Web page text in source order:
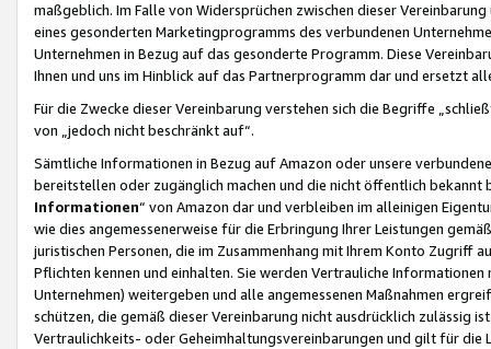
maßgeblich. Im Falle von Widersprüchen zwischen dieser
eines gesonderten Marketingprogramms des verbundenen
Unternehmen in Bezug auf das gesonderte Programm. Diese
Ihnen und uns im Hinblick auf das Partnerprogramm dar und ersetzt
Für die Zwecke dieser Vereinbarung verstehen sich die Begriffe
von „jedoch nicht beschränkt auf“.
Sämtliche Informationen in Bezug auf Amazon oder unsere
bereitstellen oder zugänglich machen und die nicht öffentlich
Informationen“ von Amazon dar und verbleiben im alleinigen
wie dies angemessenerweise für die Erbringung Ihrer Leistungen
juristischen Personen, die im Zusammenhang mit Ihrem Konto
Pflichten kennen und einhalten. Sie werden Vertrauliche
Unternehmen) weitergeben und alle angemessenen Maßnahmen
schützen, die gemäß dieser Vereinbarung nicht ausdrücklich zulässig
Vertraulichkeits- oder Geheimhaltungsvereinbarungen und gilt für die